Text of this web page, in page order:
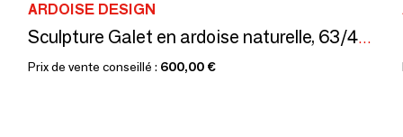
ARDOISE DESIGN
Sculpture Galet en ardoise naturelle, 63/48/30 cm, intérieur/extérieur
Prix de vente conseillé : 600,00 €